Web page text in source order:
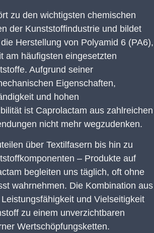
zu den wichtigsten chemischen
der Kunststoffindustrie und bildet
Herstellung von Polyamid 6 (PA6),
am häufigsten eingesetzten
Aufgrund seiner
Eigenschaften,
und hohen
ist Caprolactam aus zahlreichen
nicht mehr wegzudenken.
über Textilfasern bis hin zu
– Produkte auf
begleiten uns täglich, oft ohne
wahrnehmen. Die Kombination aus
und Vielseitigkeit
zu einem unverzichtbaren
Wertschöpfungsketten.